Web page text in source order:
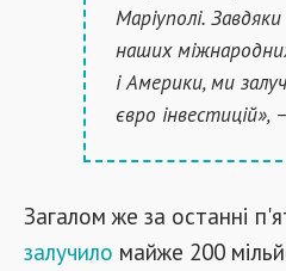
Маріуполі.
наших
і Америки, ми
євро інвестицій»,
Загалом же за останні
залучило майже 200